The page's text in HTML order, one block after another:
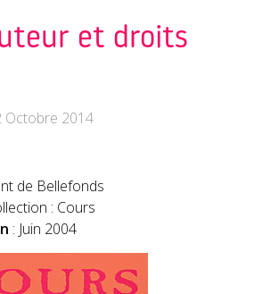
et droits
Octobre 2014
de Bellefonds
: Cours
: Juin 2004